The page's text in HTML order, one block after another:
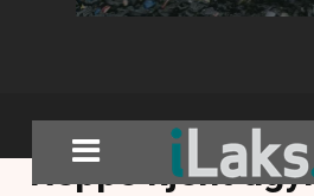
Oppsigelsen av
Reppe kjent